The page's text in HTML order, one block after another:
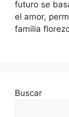
futuro se
el amor,
familia
Buscar